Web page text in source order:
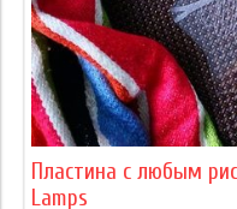
Пластина с любым
Lamps